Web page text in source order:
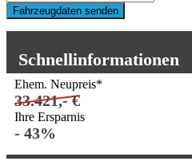
Fahrzeugdaten senden
Schnellinformationen
Ehem. Neupreis*
33.421,- €
Ihre Ersparnis
- 43%